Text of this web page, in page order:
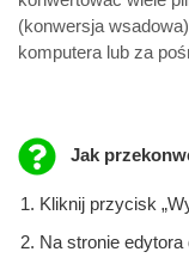
(konwersja
komputera lub za
Jak
Kliknij przycisk
Na stronie edytora